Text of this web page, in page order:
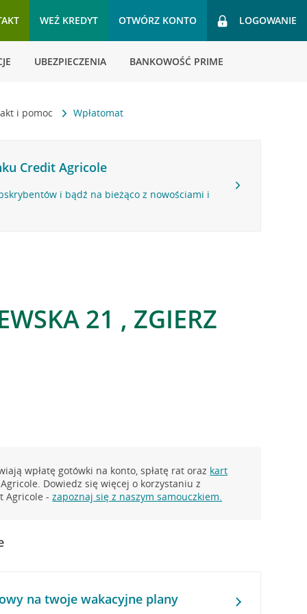
WEŹ KREDYT OTWÓRZ KONTO LOGOWANIE
UBEZPIECZENIA BANKOWOŚĆ PRIME
i pomoc Wpłatomat
Credit Agricole
i bądź na bieżąco z nowościami i
21 , ZGIERZ
wpłatę gotówki na konto, spłatę rat oraz kart
Dowiedz się więcej o korzystaniu z
Agricole -zapoznaj się z naszym samouczkiem.
na twoje wakacyjne plany